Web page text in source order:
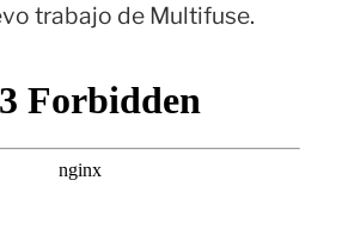
trabajo de Multifuse.